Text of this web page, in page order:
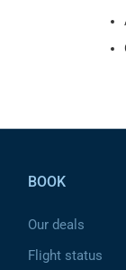
BOOK
Our deals
Flight status